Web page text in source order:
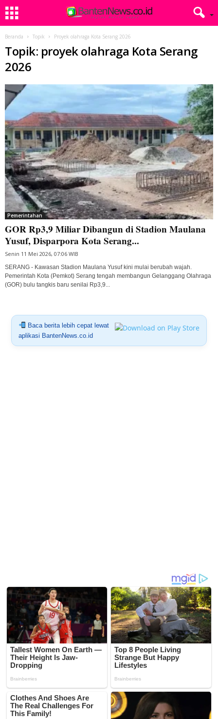
Beranda Topik Proyek olahraga Kota Serang 2026
Topik: proyek olahraga Kota Serang
2026
Pemerintahan
GOR Rp3,9 Miliar Dibangun di Stadion Maulana
Yusuf, Disparpora Kota Serang...
Senin 11 Mei 2026, 07:06 WIB
SERANG - Kawasan Stadion Maulana Yusuf kini mulai berubah wajah.
Pemerintah Kota (Pemkot) Serang tengah membangun Gelanggang Olahraga
(GOR) bulu tangkis baru senilai Rp3,9...
Baca berita lebih cepat lewat
aplikasi BantenNews.co.id